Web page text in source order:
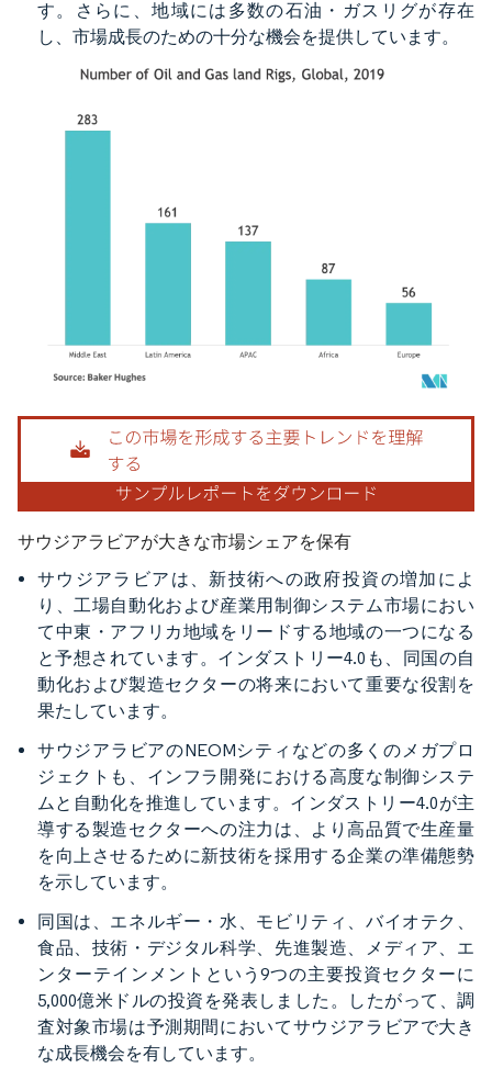
す。さらに、地域には多数の石油・ガスリグが存在
し、市場成長のための十分な機会を提供しています。
画像 © Mordor Intelligence。再利用にはCC BY 4.0の表示が必要です。
サウジアラビアが大きな市場シェアを保有
サウジアラビアは、新技術への政府投資の増加によ
り、工場自動化および産業用制御システム市場におい
て中東・アフリカ地域をリードする地域の一つになる
と予想されています。インダストリー4.0も、同国の自
動化および製造セクターの将来において重要な役割を
果たしています。
サウジアラビアのNEOMシティなどの多くのメガプロ
ジェクトも、インフラ開発における高度な制御システ
ムと自動化を推進しています。インダストリー4.0が主
導する製造セクターへの注力は、より高品質で生産量
を向上させるために新技術を採用する企業の準備態勢
を示しています。
同国は、エネルギー・水、モビリティ、バイオテク、
食品、技術・デジタル科学、先進製造、メディア、エ
ンターテインメントという9つの主要投資セクターに
5,000億米ドルの投資を発表しました。したがって、調
査対象市場は予測期間においてサウジアラビアで大き
な成長機会を有しています。